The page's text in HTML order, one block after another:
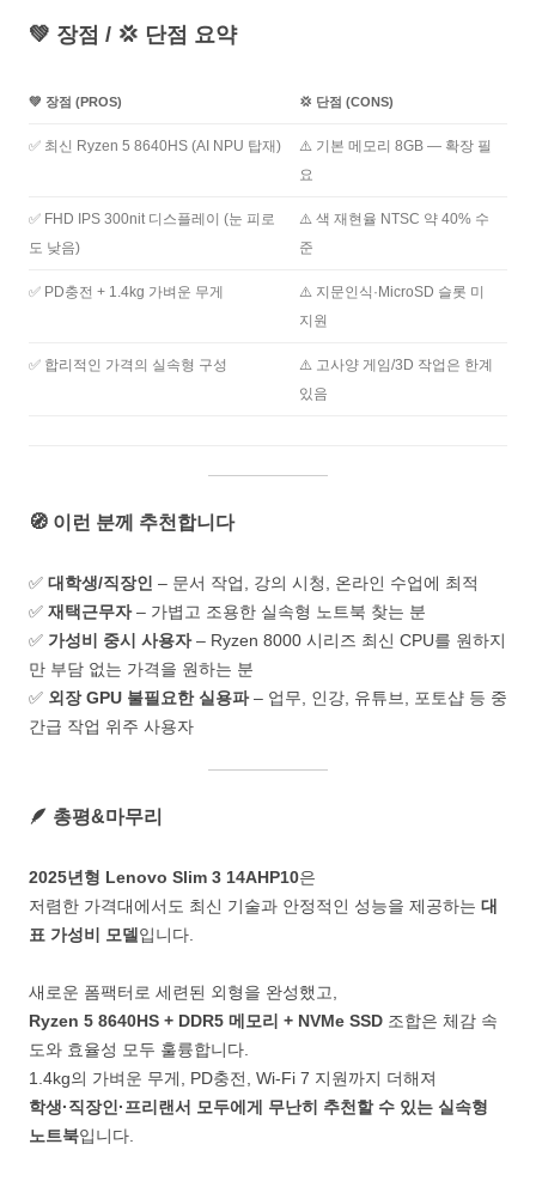
💚 장점 / 💢 단점 요약
💚 장점 (PROS) 💢 단점 (CONS)
✅ 최신 Ryzen 5 8640HS (AI NPU 탑재)
⚠️ 기본 메모리 8GB — 확장 필
요
✅ FHD IPS 300nit 디스플레이 (눈 피로
도 낮음)
⚠️ 색 재현율 NTSC 약 40% 수
준
✅ PD충전 + 1.4kg 가벼운 무게
⚠️ 지문인식·MicroSD 슬롯 미
지원
✅ 합리적인 가격의 실속형 구성
⚠️ 고사양 게임/3D 작업은 한계
있음
🧭 이런 분께 추천합니다
✅ 대학생/직장인 – 문서 작업, 강의 시청, 온라인 수업에 최적
✅ 재택근무자– 가볍고 조용한 실속형 노트북 찾는 분
✅ 가성비 중시 사용자– Ryzen 8000 시리즈 최신 CPU를 원하지
만 부담 없는 가격을 원하는 분
✅ 외장 GPU 불필요한 실용파– 업무, 인강, 유튜브, 포토샵 등 중
간급 작업 위주 사용자
🪶 총평&마무리
2025년형 Lenovo Slim 3 14AHP10은
저렴한 가격대에서도 최신 기술과 안정적인 성능을 제공하는 대
표 가성비 모델 입니다.
새로운 폼팩터로 세련된 외형을 완성했고,
Ryzen 5 8640HS + DDR5 메모리 + NVMe SSD 조합은 체감 속
도와 효율성 모두 훌륭합니다.
1.4kg의 가벼운 무게, PD충전, Wi-Fi 7 지원까지 더해져
학생·직장인·프리랜서 모두에게 무난히 추천할 수 있는 실속형
노트북입니다.